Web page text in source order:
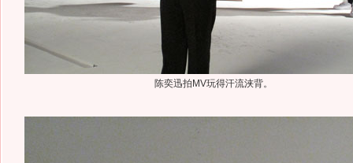
陈奕迅拍MV玩得汗流浃背。